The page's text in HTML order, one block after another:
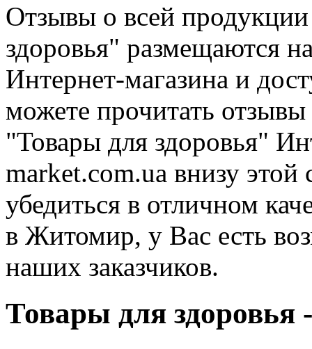
Отзывы о всей
здоровья" размещаются
Интернет-магазина и
можете прочитать
"Товары для здоровья"
market.com.ua внизу
убедиться в отличном
в Житомир, у Вас есть
наших заказчиков.
Товары для